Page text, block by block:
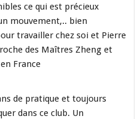
ce qui est précieux
mouvement,.. bien
travailler chez soi et Pierre
des Maîtres Zheng et
France
de pratique et toujours
dans ce club. Un